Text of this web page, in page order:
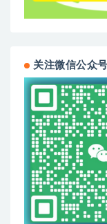
关注微信公众号